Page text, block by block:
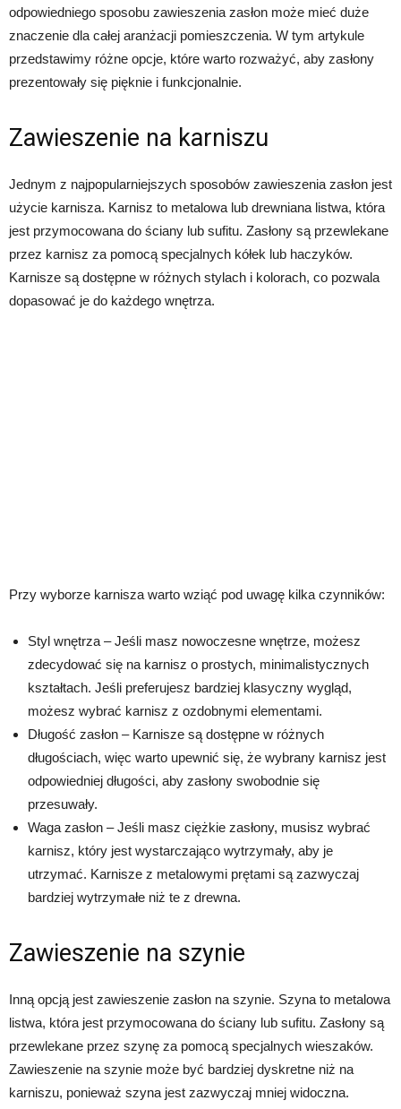
odpowiedniego sposobu zawieszenia zasłon może mieć duże
znaczenie dla całej aranżacji pomieszczenia. W tym artykule
przedstawimy różne opcje, które warto rozważyć, aby zasłony
prezentowały się pięknie i funkcjonalnie.
Zawieszenie na karniszu
Jednym z najpopularniejszych sposobów zawieszenia zasłon jest
użycie karnisza. Karnisz to metalowa lub drewniana listwa, która
jest przymocowana do ściany lub sufitu. Zasłony są przewlekane
przez karnisz za pomocą specjalnych kółek lub haczyków.
Karnisze są dostępne w różnych stylach i kolorach, co pozwala
dopasować je do każdego wnętrza.
Przy wyborze karnisza warto wziąć pod uwagę kilka czynników:
Styl wnętrza – Jeśli masz nowoczesne wnętrze, możesz
zdecydować się na karnisz o prostych, minimalistycznych
kształtach. Jeśli preferujesz bardziej klasyczny wygląd,
możesz wybrać karnisz z ozdobnymi elementami.
Długość zasłon – Karnisze są dostępne w różnych
długościach, więc warto upewnić się, że wybrany karnisz jest
odpowiedniej długości, aby zasłony swobodnie się
przesuwały.
Waga zasłon – Jeśli masz ciężkie zasłony, musisz wybrać
karnisz, który jest wystarczająco wytrzymały, aby je
utrzymać. Karnisze z metalowymi prętami są zazwyczaj
bardziej wytrzymałe niż te z drewna.
Zawieszenie na szynie
Inną opcją jest zawieszenie zasłon na szynie. Szyna to metalowa
listwa, która jest przymocowana do ściany lub sufitu. Zasłony są
przewlekane przez szynę za pomocą specjalnych wieszaków.
Zawieszenie na szynie może być bardziej dyskretne niż na
karniszu, ponieważ szyna jest zazwyczaj mniej widoczna.